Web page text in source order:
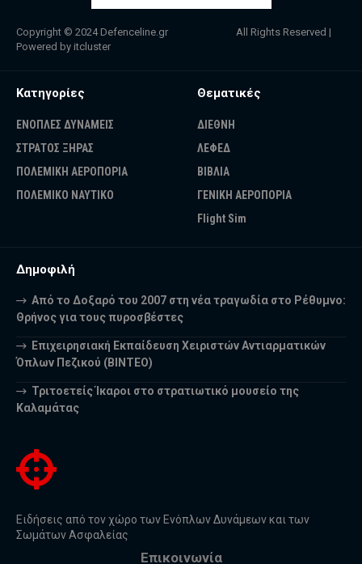
Copyright © 2024 Defenceline.gr All Rights Reserved |
Powered by itcluster
Κατηγορίες
ΕΝΟΠΛΕΣ ΔΥΝΑΜΕΙΣ
ΣΤΡΑΤΟΣ ΞΗΡΑΣ
ΠΟΛΕΜΙΚΗ ΑΕΡΟΠΟΡΙΑ
ΠΟΛΕΜΙΚΟ ΝΑΥΤΙΚΟ
Θεματικές
ΔΙΕΘΝΗ
ΛΕΦΕΔ
ΒΙΒΛΙΑ
ΓΕΝΙΚΗ ΑΕΡΟΠΟΡΙΑ
Flight Sim
Δημοφιλή
Από το Δοξαρό του 2007 στη νέα τραγωδία στο Ρέθυμνο:
Θρήνος για τους πυροσβέστες
Επιχειρησιακή Εκπαίδευση Χειριστών Αντιαρματικών
Όπλων Πεζικού (ΒΙΝΤΕΟ)
Τριτοετείς Ίκαροι στο στρατιωτικό μουσείο της
Καλαμάτας
Ειδήσεις από τον χώρο των Ενόπλων Δυνάμεων και των
Σωμάτων Ασφαλείας
Επικοινωνία